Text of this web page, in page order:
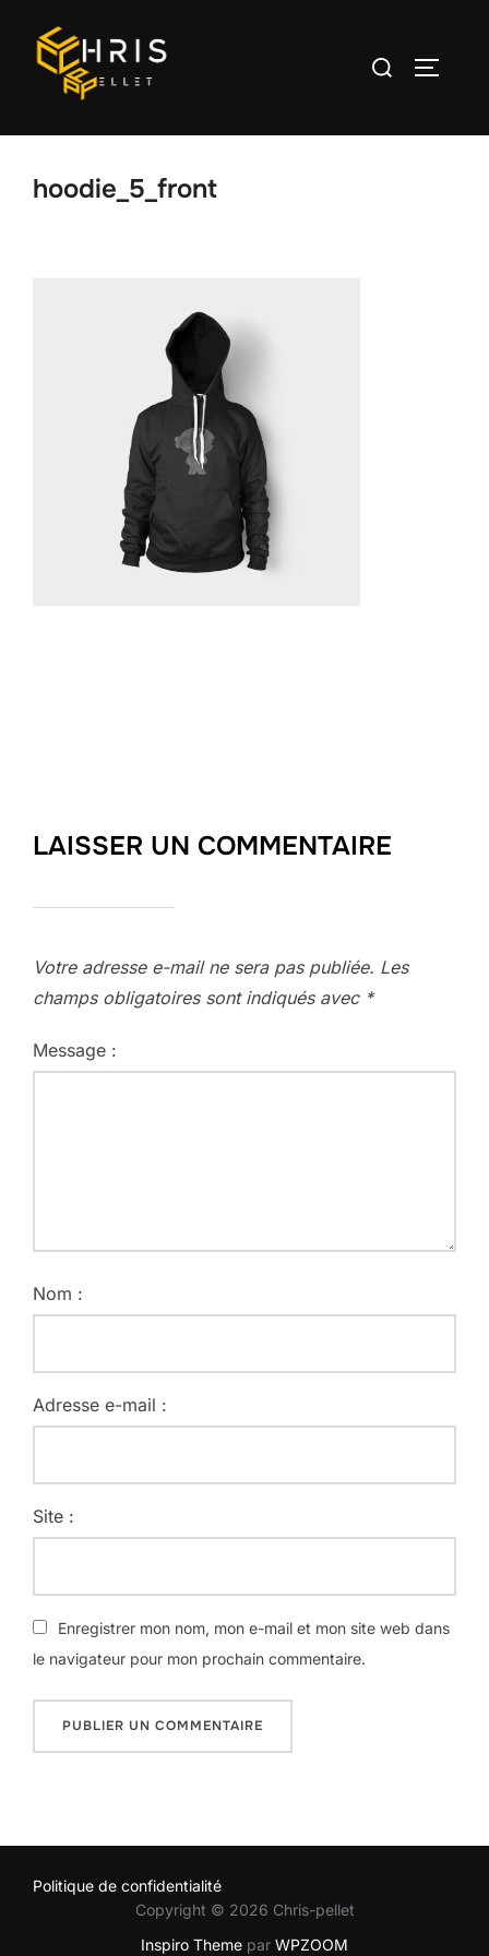
contenu
Rechercher :
hoodie_5_front
LAISSER UN COMMENTAIRE
Votre adresse e-mail ne sera pas publiée. Les
champs obligatoires sont indiqués avec *
Message :
Nom :
Adresse e-mail :
Site :
Enregistrer mon nom, mon e-mail et mon site web dans
le navigateur pour mon prochain commentaire.
Politique de confidentialité
Copyright © 2026 Chris-pellet
Inspiro Theme par WPZOOM